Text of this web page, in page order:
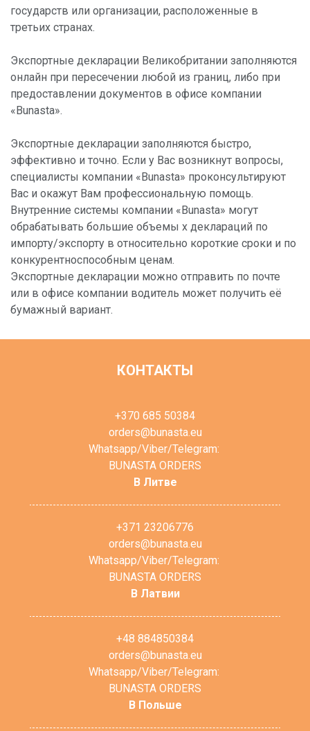
КОНТАКТЫ
+370 685 50384
orders@bunasta.eu
Whatsapp/Viber/Telegram:
BUNASTA ORDERS
В Литве
+371 23206776
orders@bunasta.eu
Whatsapp/Viber/Telegram:
BUNASTA ORDERS
В Латвии
+48 884850384
orders@bunasta.eu
Whatsapp/Viber/Telegram:
BUNASTA ORDERS
В Польше
государств или организации, расположенные в
третьих странах.
Экспортные декларации Великобритании заполняются
онлайн при пересечении любой из границ, либо при
предоставлении документов в офисе компании
«Bunasta».
Экспортные декларации заполняются быстро,
эффективно и точно. Если у Вас возникнут вопросы,
специалисты компании «Bunasta» проконсультируют
Вас и окажут Вам профессиональную помощь.
Внутренние системы компании «Bunasta» могут
обрабатывать большие объемы х деклараций по
импорту/экспорту в относительно короткие сроки и по
конкурентноспособным ценам.
Экспортные декларации можно отправить по почте
или в офисе компании водитель может получить её
бумажный вариант.